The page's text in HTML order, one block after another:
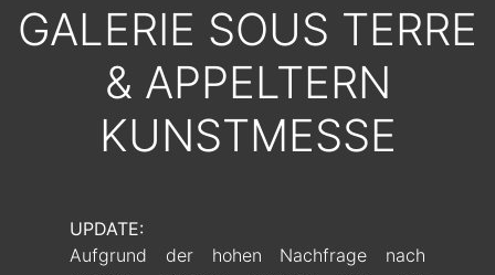
GALERIE SOUS TERRE
& APPELTERN
KUNSTMESSE
UPDATE:
Aufgrund der hohen Nachfrage nach